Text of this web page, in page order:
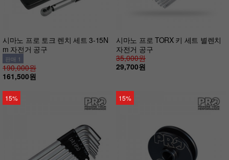
시마노 프로 토크 렌치 세트 3-15N
m 자전거 공구
판매 1
190,000원
161,500원
시마노 프로 TORX 키 세트 별렌치
자전거 공구
35,000원
29,700원
15% 15%